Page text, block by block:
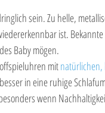
sein. Zu helle,
ist.
Baby mögen.
mit
in eine ruhige
wenn